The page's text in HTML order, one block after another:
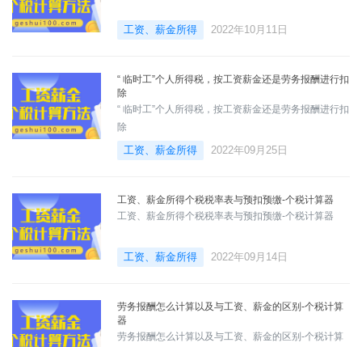
工资、薪金所得 2022年10月11日
“ 临时工”个人所得税，按工资薪金还是劳务报酬进行扣
除
“ 临时工”个人所得税，按工资薪金还是劳务报酬进行扣
除
工资、薪金所得 2022年09月25日
工资、薪金所得个税税率表与预扣预缴-个税计算器
工资、薪金所得个税税率表与预扣预缴-个税计算器
工资、薪金所得 2022年09月14日
劳务报酬怎么计算以及与工资、薪金的区别-个税计算
器
劳务报酬怎么计算以及与工资、薪金的区别-个税计算